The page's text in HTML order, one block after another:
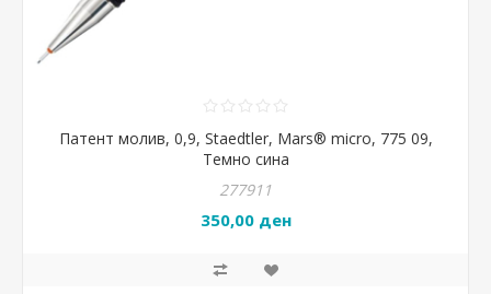
Патент молив, 0,9, Staedtler, Mars® micro, 775 09,
Темно сина
277911
350,00 ден